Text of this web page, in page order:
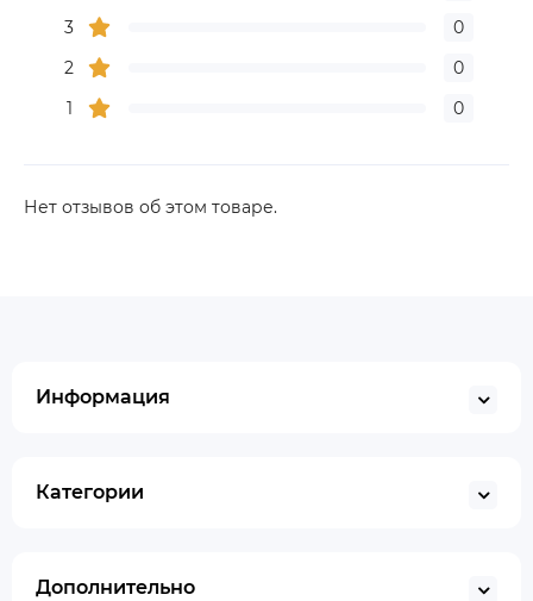
3
0
2
0
1
0
Нет отзывов об этом товаре.
Информация
Категории
Дополнительно